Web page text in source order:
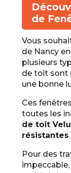
de
Vous
de Nancy
plusieurs
de toit sont
une bonne
Ces
toutes les
de toit
résistantes
Pour des